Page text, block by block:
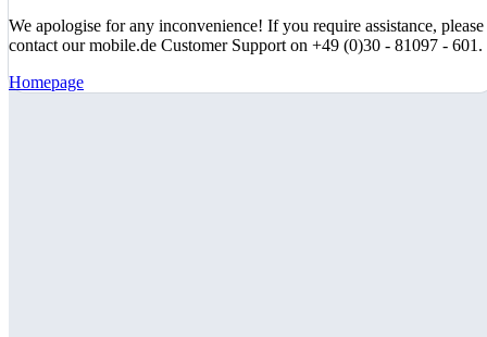
We apologise for any inconvenience! If you require assistance, please
contact our mobile.de Customer Support on +49 (0)30 - 81097 - 601.
Homepage